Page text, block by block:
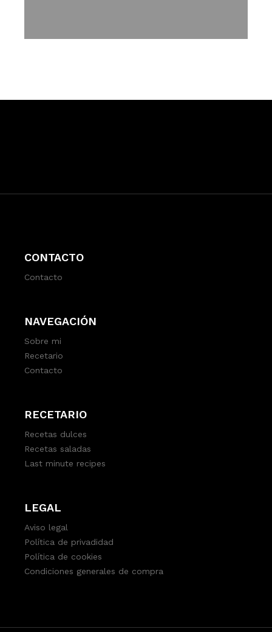
CONTACTO
Contacto
NAVEGACIÓN
Sobre mi
Recetario
Contacto
RECETARIO
Recetas dulces
Recetas saladas
Last minute recipes
LEGAL
Aviso legal
Política de privadidad
Política de cookies
Condiciones generales de compra